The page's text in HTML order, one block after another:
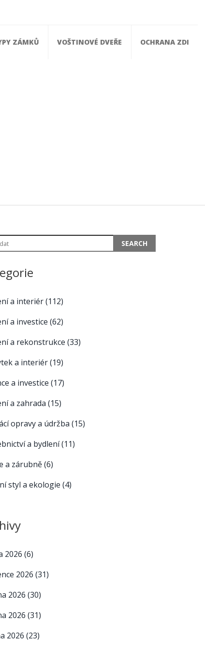
ZÁMKŮ VOŠTINOVÉ DVEŘE OCHRANA ZDI
a interiér(112)
a investice (62)
a rekonstrukce (33)
a interiér(19)
a investice (17)
a zahrada (15)
opravy a údržba (15)
a bydlení(11)
a zárubně(6)
styl a ekologie (4)
2026 (6)
2026 (31)
2026 (30)
2026 (31)
2026 (23)